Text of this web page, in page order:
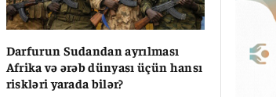
Darfurun Sudandan ayrılması
Afrika və ərəb dünyası üçün hansı
riskləri yarada bilər?